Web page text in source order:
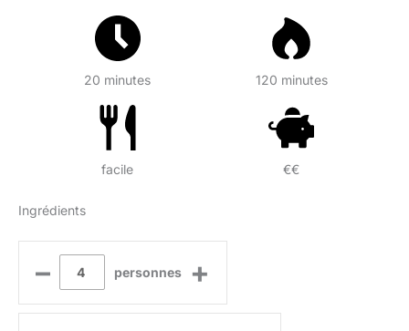
20 minutes 120 minutes
facile €€
Ingrédients
– personnes +